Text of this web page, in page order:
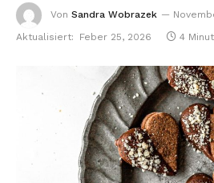
Von Sandra Wobrazek
Aktualisiert:
Feber 25, 2026 4